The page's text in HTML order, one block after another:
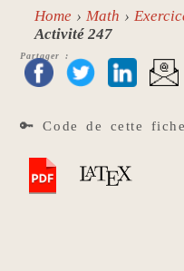
Home Math
Activité 247
Partager :
🔑 Code de cette